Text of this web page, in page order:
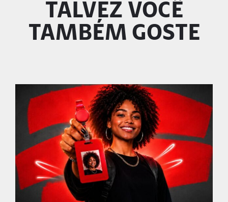
TALVEZ VOCÊ
TAMBÉM GOSTE